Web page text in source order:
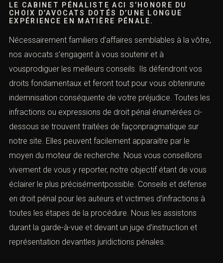
LE CABINET PÉNALISTE ACI S’HONORE DU
CHOIX D’AVOCATS DOTÉS D’UNE LONGUE
EXPÉRIENCE EN MATIÈRE PÉNALE.
Nécessairement familiers d’affaires semblables à la vôtre,
nos avocats s’engagent à vous soutenir et à
vousprodiguer les meilleurs conseils. Ils défendront vos
droits fondamentaux et feront tout pour vous obtenirune
indemnisation conséquente de votre préjudice. Toutes les
infractions ou expressions de droit pénal énumérées ci-
dessous se trouvent traitées de façonpragmatique sur
notre site. Elles peuvent facilement apparaitre par le
moyen du moteur de recherche. Nous vous conseillons
vivement de vous y reporter, notre objectif étant de vous
éclairer le plus précisémentpossible. Conseils et défense
en droit pénal pour les auteurs et victimes d’infractions à
toutes les étapes de la procédure. Nous les assistons
durant la garde-à-vue et devant un juge d’instruction et
représentation devantles juridictions pénales.